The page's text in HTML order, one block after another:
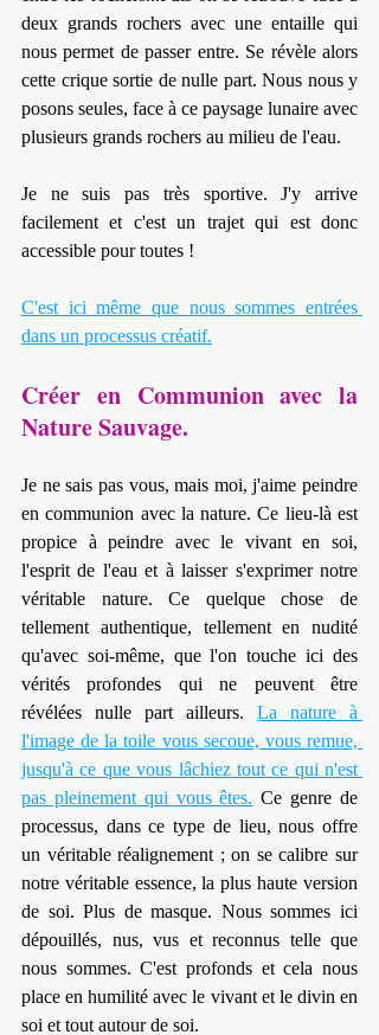
deux grands rochers avec une entaille qui
nous permet de passer entre. Se révèle alors
cette crique sortie de nulle part. Nous nous y
posons seules, face à ce paysage lunaire avec
plusieurs grands rochers au milieu de l'eau.
Je ne suis pas très sportive. J'y arrive
facilement et c'est un trajet qui est donc
accessible pour toutes !
C'est ici même que nous sommes entrées
dans un processus créatif.
Créer en Communion avec la
Nature Sauvage.
Je ne sais pas vous, mais moi, j'aime peindre
en communion avec la nature. Ce lieu-là est
propice à peindre avec le vivant en soi,
l'esprit de l'eau et à laisser s'exprimer notre
véritable nature. Ce quelque chose de
tellement authentique, tellement en nudité
qu'avec soi-même, que l'on touche ici des
vérités profondes qui ne peuvent être
révélées nulle part ailleurs. La nature à
l'image de la toile vous secoue, vous remue,
jusqu'à ce que vous lâchiez tout ce qui n'est
pas pleinement qui vous êtes. Ce genre de
processus, dans ce type de lieu, nous offre
un véritable réalignement ; on se calibre sur
notre véritable essence, la plus haute version
de soi. Plus de masque. Nous sommes ici
dépouillés, nus, vus et reconnus telle que
nous sommes. C'est profonds et cela nous
place en humilité avec le vivant et le divin en
soi et tout autour de soi.